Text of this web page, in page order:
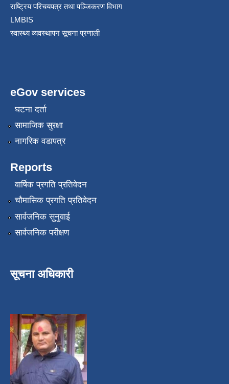
राष्ट्रिय परिचयपत्र तथा पञ्जिकरण विभाग
LMBIS
स्वास्थ्य व्यवस्थापन सूचना प्रणाली
eGov services
घटना दर्ता
सामाजिक सुरक्षा
नागरिक वडापत्र
Reports
वार्षिक प्रगति प्रतिवेदन
चौमासिक प्रगति प्रतिवेदन
सार्वजनिक सुनुवाई
सार्वजनिक परीक्षण
सूचना अधिकारी